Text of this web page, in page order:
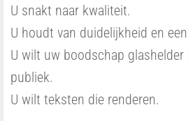
U snakt naar kwaliteit.
U houdt van duidelijkheid en
U wilt uw boodschap
publiek.
U wilt teksten die renderen.